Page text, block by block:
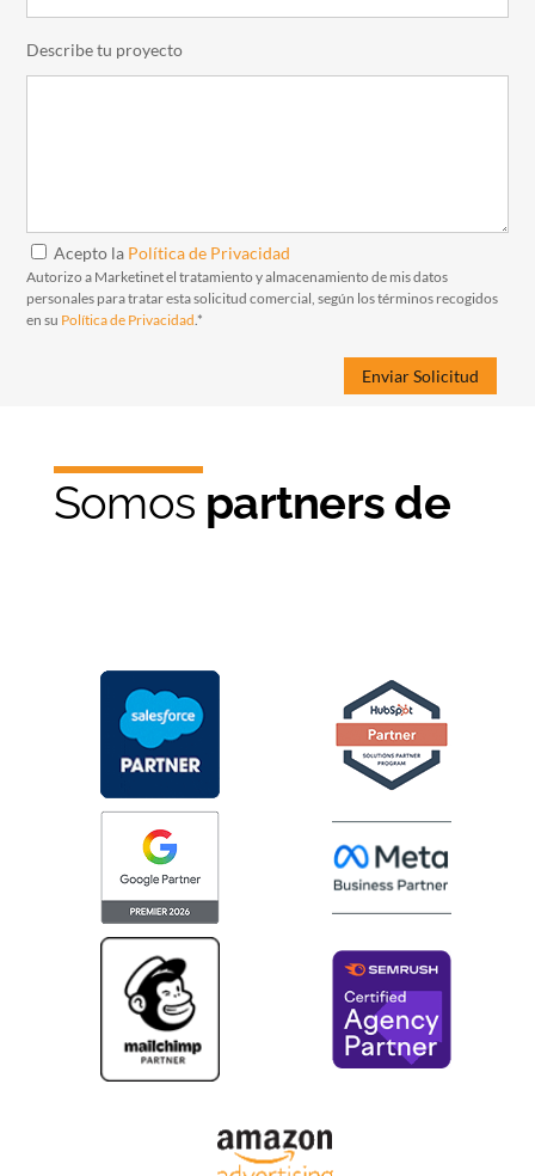
Describe tu proyecto
Acepto la Política de Privacidad
Autorizo a Marketinet el tratamiento y almacenamiento de mis datos
personales para tratar esta solicitud comercial, según los términos recogidos
en su Política de Privacidad.*
Somos partners de